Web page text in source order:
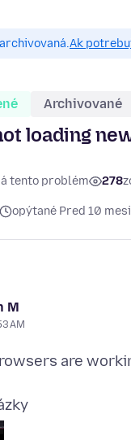
Ak
Archivované
loading
tento problém 278
opýtané Pred 10
M
AM
are